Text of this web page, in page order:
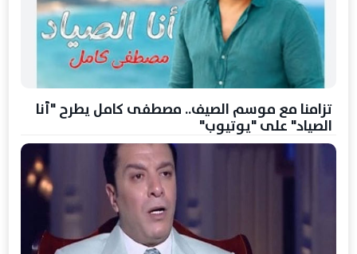
تزامنا مع موسم الصيف.. مصطفى كامل يطرح "أنا
الصياد" على "يوتيوب"